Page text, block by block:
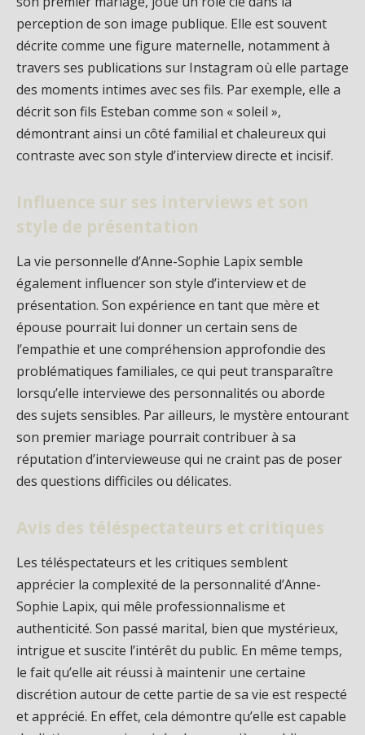
perception de son image publique. Elle est souvent
décrite comme une figure maternelle, notamment à
travers ses publications sur Instagram où elle partage
des moments intimes avec ses fils. Par exemple, elle a
décrit son fils Esteban comme son « soleil »,
démontrant ainsi un côté familial et chaleureux qui
contraste avec son style d’interview directe et incisif.
Influence sur ses interviews et son
style de présentation
La vie personnelle d’Anne-Sophie Lapix semble
également influencer son style d’interview et de
présentation. Son expérience en tant que mère et
épouse pourrait lui donner un certain sens de
l’empathie et une compréhension approfondie des
problématiques familiales, ce qui peut transparaître
lorsqu’elle interviewe des personnalités ou aborde
des sujets sensibles. Par ailleurs, le mystère entourant
son premier mariage pourrait contribuer à sa
réputation d’intervieweuse qui ne craint pas de poser
des questions difficiles ou délicates.
Avis des téléspectateurs et critiques
Les téléspectateurs et les critiques semblent
apprécier la complexité de la personnalité d’Anne-
Sophie Lapix, qui mêle professionnalisme et
authenticité. Son passé marital, bien que mystérieux,
intrigue et suscite l’intérêt du public. En même temps,
le fait qu’elle ait réussi à maintenir une certaine
discrétion autour de cette partie de sa vie est respecté
et apprécié. En effet, cela démontre qu’elle est capable